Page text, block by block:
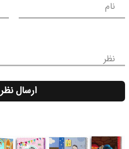
نام
نظر
ارسال نظر